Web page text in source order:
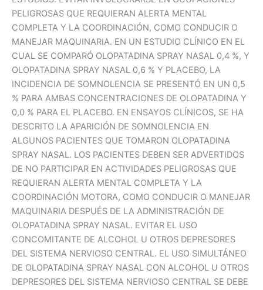
PELIGROSAS QUE REQUIERAN ALERTA MENTAL
COMPLETA Y LA COORDINACIÓN, COMO CONDUCIR O
MANEJAR MAQUINARIA. EN UN ESTUDIO CLÍNICO EN EL
CUAL SE COMPARÓ OLOPATADINA SPRAY NASAL 0,4 %, Y
OLOPATADINA SPRAY NASAL 0,6 % Y PLACEBO, LA
INCIDENCIA DE SOMNOLENCIA SE PRESENTÓ EN UN 0,5
% PARA AMBAS CONCENTRACIONES DE OLOPATADINA Y
0,0 % PARA EL PLACEBO. EN ENSAYOS CLÍNICOS, SE HA
DESCRITO LA APARICIÓN DE SOMNOLENCIA EN
ALGUNOS PACIENTES QUE TOMARON OLOPATADINA
SPRAY NASAL. LOS PACIENTES DEBEN SER ADVERTIDOS
DE NO PARTICIPAR EN ACTIVIDADES PELIGROSAS QUE
REQUIERAN ALERTA MENTAL COMPLETA Y LA
COORDINACIÓN MOTORA, COMO CONDUCIR O MANEJAR
MAQUINARIA DESPUÉS DE LA ADMINISTRACIÓN DE
OLOPATADINA SPRAY NASAL. EVITAR EL USO
CONCOMITANTE DE ALCOHOL U OTROS DEPRESORES
DEL SISTEMA NERVIOSO CENTRAL. EL USO SIMULTÁNEO
DE OLOPATADINA SPRAY NASAL CON ALCOHOL U OTROS
DEPRESORES DEL SISTEMA NERVIOSO CENTRAL SE DEBE